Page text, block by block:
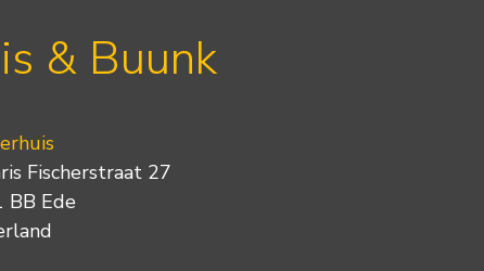
& Buunk
Fischerstraat 27
BB Ede